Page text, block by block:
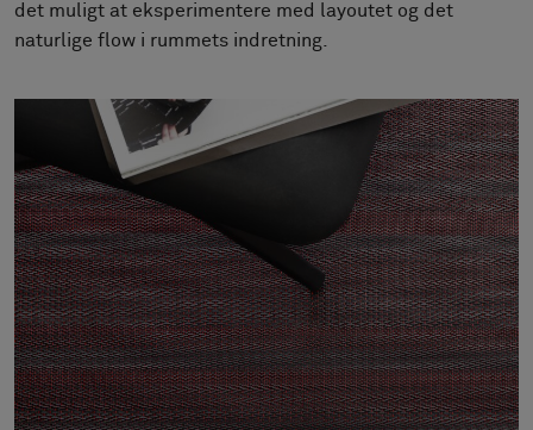
Om os
Image & Material Bank
Vælg land
det muligt at eksperimentere med layoutet og det
naturlige flow i rummets indretning.